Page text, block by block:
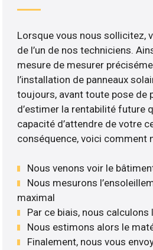
Lorsque vous nous sollicitez,
de l’un de nos techniciens.
mesure de mesurer
l’installation de panneaux
toujours, avant toute pose de
d’estimer la rentabilité future
capacité d’attendre de votre
conséquence, voici comment
Nous venons voir le
Nous mesurons
maximal
Par ce biais, nous calculons
Nous estimons alors le
Finalement, nous vous